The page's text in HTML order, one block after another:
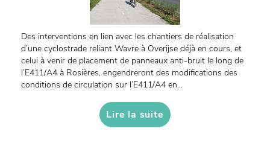
Des interventions en lien avec les chantiers de réalisation
d’une cyclostrade reliant Wavre à Overijse déjà en cours, et
celui à venir de placement de panneaux anti-bruit le long de
l’E411/A4 à Rosières, engendreront des modifications des
conditions de circulation sur l’E411/A4 en...
Lire la suite